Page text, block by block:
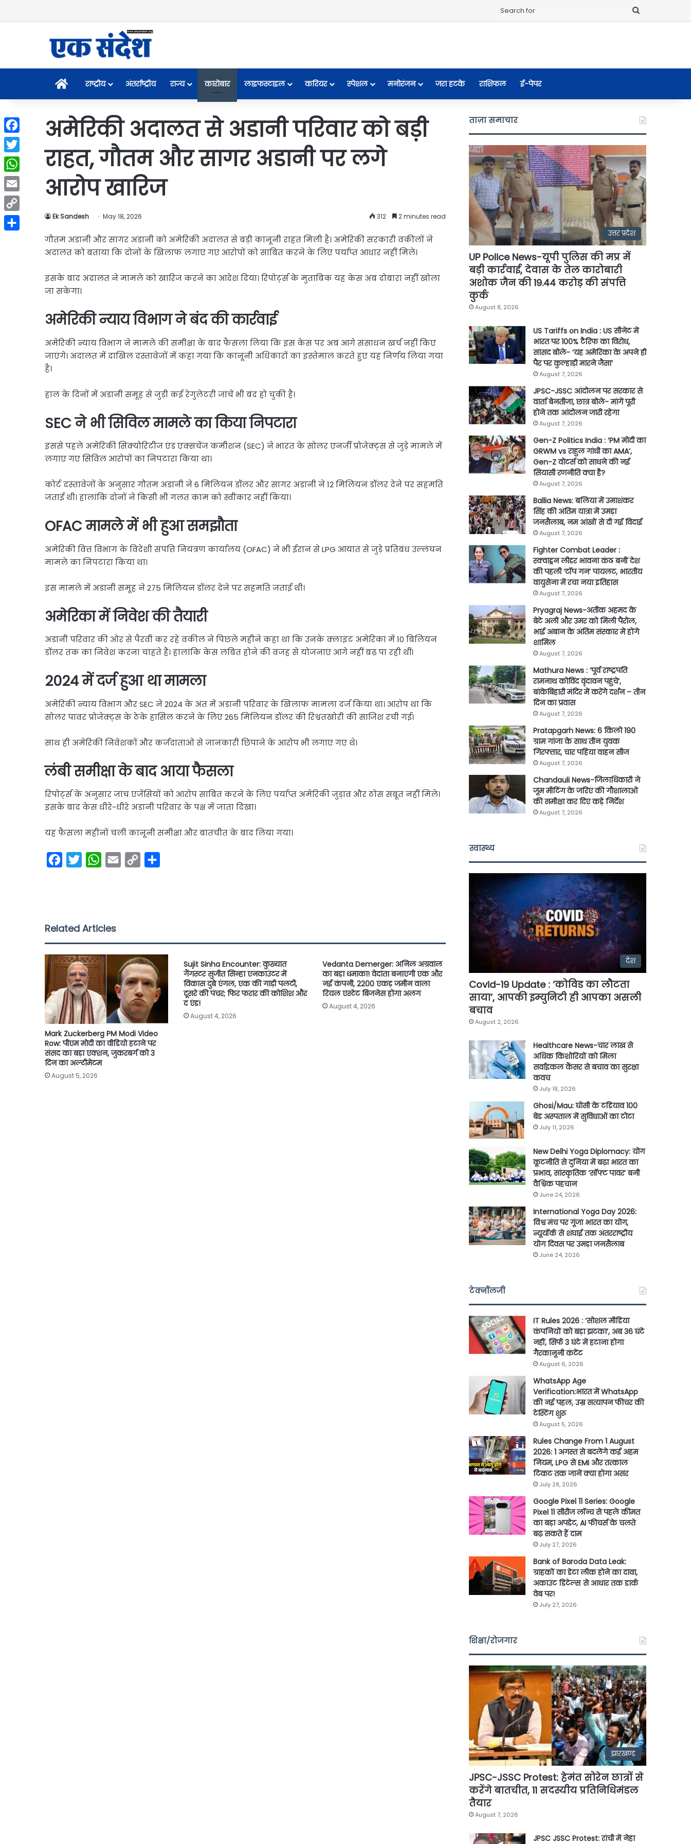
Homeराष्ट्रीय अंतर्राष्ट्रीय राज्य कारोबार लाइफस्टाइल करियर स्पेशल मनोरंजन जरा हटके राशिफल ई-पेपर
अमेरिकी अदालत से अडानी परिवार को बड़ी
राहत, गौतम और सागर अडानी पर लगे
आरोप खारिज
Ek Sandesh May 18, 2026 312 2 minutes read
गौतम अडानी और सागर अडानी को अमेरिकी अदालत से बड़ी कानूनी राहत मिली है। अमेरिकी सरकारी वकीलों ने
अदालत को बताया कि दोनों के खिलाफ लगाए गए आरोपों को साबित करने के लिए पर्याप्त आधार नहीं मिले।
इसके बाद अदालत ने मामले को खारिज करने का आदेश दिया। रिपोर्ट्स के मुताबिक यह केस अब दोबारा नहीं खोला
जा सकेगा।
अमेरिकी न्याय विभाग ने बंद की कार्रवाई
अमेरिकी न्याय विभाग ने मामले की समीक्षा के बाद फैसला लिया कि इस केस पर अब आगे संसाधन खर्च नहीं किए
जाएंगे। अदालत में दाखिल दस्तावेजों में कहा गया कि कानूनी अधिकारों का इस्तेमाल करते हुए यह निर्णय लिया गया
है।
हाल के दिनों में अडानी समूह से जुड़ी कई रेगुलेटरी जांचें भी बंद हो चुकी हैं।
SEC ने भी सिविल मामले का किया निपटारा
इससे पहले अमेरिकी सिक्योरिटीज एंड एक्सचेंज कमीशन (SEC) ने भारत के सोलर एनर्जी प्रोजेक्ट्स से जुड़े मामले में
लगाए गए सिविल आरोपों का निपटारा किया था।
कोर्ट दस्तावेजों के अनुसार गौतम अडानी ने 6 मिलियन डॉलर और सागर अडानी ने 12 मिलियन डॉलर देने पर सहमति
जताई थी। हालांकि दोनों ने किसी भी गलत काम को स्वीकार नहीं किया।
OFAC मामले में भी हुआ समझौता
अमेरिकी वित्त विभाग के विदेशी संपत्ति नियंत्रण कार्यालय (OFAC) ने भी ईरान से LPG आयात से जुड़े प्रतिबंध उल्लंघन
मामले का निपटारा किया था।
इस मामले में अडानी समूह ने 275 मिलियन डॉलर देने पर सहमति जताई थी।
अमेरिका में निवेश की तैयारी
अडानी परिवार की ओर से पैरवी कर रहे वकील ने पिछले महीने कहा था कि उनके क्लाइंट अमेरिका में 10 बिलियन
डॉलर तक का निवेश करना चाहते हैं। हालांकि केस लंबित होने की वजह से योजनाएं आगे नहीं बढ़ पा रही थीं।
2024 में दर्ज हुआ था मामला
अमेरिकी न्याय विभाग और SEC ने 2024 के अंत में अडानी परिवार के खिलाफ मामला दर्ज किया था। आरोप था कि
सोलर पावर प्रोजेक्ट्स के ठेके हासिल करने के लिए 265 मिलियन डॉलर की रिश्वतखोरी की साजिश रची गई।
साथ ही अमेरिकी निवेशकों और कर्जदाताओं से जानकारी छिपाने के आरोप भी लगाए गए थे।
लंबी समीक्षा के बाद आया फैसला
रिपोर्ट्स के अनुसार जांच एजेंसियों को आरोप साबित करने के लिए पर्याप्त अमेरिकी जुड़ाव और ठोस सबूत नहीं मिले।
इसके बाद केस धीरे-धीरे अडानी परिवार के पक्ष में जाता दिखा।
यह फैसला महीनों चली कानूनी समीक्षा और बातचीत के बाद लिया गया।
o
k
r
W
p
n
k
Related Articles
Mark Zuckerberg PM Modi Video
Row: पीएम मोदी का वीडियो हटाने पर
संसद का बड़ा एक्शन, जुकरबर्ग को 3
दिन का अल्टीमेटम
August 5, 2026
Sujit Sinha Encounter: कुख्यात
गैंगस्टर सुजीत सिन्हा एनकाउंटर में
विकास दुबे एंगल, एक की गाड़ी पलटी,
दूसरे की पंचर; फिर फरार की कोशिश और
द एंड!
August 4, 2026
Vedanta Demerger: अनिल अग्रवाल
का बड़ा धमाका! वेदांता बनाएगी एक और
नई कंपनी, 2200 एकड़ जमीन वाला
रियल एस्टेट बिजनेस होगा अलग
August 4, 2026
ताज़ा समाचार
उत्तर प्रदेश
UP Police News-यूपी पुलिस की मप्र में
बड़ी कार्रवाई, देवास के तेल कारोबारी
अशोक जैन की 19.44 करोड़ की संपत्ति
कुर्क
August 8, 2026
US Tariffs on India : US सीनेट में
भारत पर 100% टैरिफ का विरोध,
सांसद बोले- ‘यह अमेरिका के अपने ही
पैर पर कुल्हाड़ी मारने जैसा’
August 7, 2026
JPSC-JSSC आंदोलन पर सरकार से
वार्ता बेनतीजा, छात्र बोले- मांगें पूरी
होने तक आंदोलन जारी रहेगा
August 7, 2026
Gen-Z Politics India : ‘PM मोदी का
GRWM vs राहुल गांधी का AMA’,
Gen-Z वोटर्स को साधने की नई
सियासी रणनीति क्या है?
August 7, 2026
Ballia News: बलिया में उमाशंकर
सिंह की अंतिम यात्रा में उमड़ा
जनसैलाब, नम आंखों से दी गई विदाई
August 7, 2026
Fighter Combat Leader :
स्क्वाड्रन लीडर भावना कंठ बनीं देश
की पहली ‘टॉप गन’ पायलट, भारतीय
वायुसेना में रचा नया इतिहास
August 7, 2026
Pryagraj News-अतीक अहमद के
बेटे अली और उमर को मिली पैरोल,
भाई अबान के अंतिम संस्कार में होंगे
शामिल
August 7, 2026
Mathura News : ‘पूर्व राष्ट्रपति
रामनाथ कोविंद वृंदावन पहुंचे’,
बांकेबिहारी मंदिर में करेंगे दर्शन – तीन
दिन का प्रवास
August 7, 2026
Pratapgarh News: 6 किलो 190
ग्राम गांजा के साथ तीन युवक
गिरफ्तार, चार पहिया वाहन सीज
August 7, 2026
Chandauli News-जिलाधिकारी ने
जूम मीटिंग के जरिए की गौशालाओं
की समीक्षा कर दिए कड़े निर्देश
August 7, 2026
स्वास्थ्य
देश
Covid-19 Update : ‘कोविड का लौटता
साया’, आपकी इम्युनिटी ही आपका असली
बचाव
August 2, 2026
Healthcare News-चार लाख से
अधिक किशोरियों को मिला
सर्वाइकल कैंसर से बचाव का सुरक्षा
कवच
July 18, 2026
Ghosi/Mau: घोसी के टडियाव 100
बेड अस्पताल में सुविधाओं का टोटा
July 11, 2026
New Delhi Yoga Diplomacy: योग
कूटनीति से दुनिया में बढ़ा भारत का
प्रभाव, सांस्कृतिक ‘सॉफ्ट पावर’ बनी
वैश्विक पहचान
June 24, 2026
International Yoga Day 2026:
विश्व मंच पर गूंजा भारत का योग,
न्यूयॉर्क से शंघाई तक अंतरराष्ट्रीय
योग दिवस पर उमड़ा जनसैलाब
June 24, 2026
टेक्नॉलजी
IT Rules 2026 : ‘सोशल मीडिया
कंपनियों को बड़ा झटका’, अब 36 घंटे
नहीं, सिर्फ 3 घंटे में हटाना होगा
गैरकानूनी कंटेंट
August 6, 2026
WhatsApp Age
Verification:भारत में WhatsApp
की नई पहल, उम्र सत्यापन फीचर की
टेस्टिंग शुरू
August 5, 2026
Rules Change From 1 August
2026: 1 अगस्त से बदलेंगे कई अहम
नियम, LPG से EMI और तत्काल
टिकट तक जानें क्या होगा असर
July 28, 2026
Google Pixel 11 Series: Google
Pixel 11 सीरीज लॉन्च से पहले कीमत
का बड़ा अपडेट, AI फीचर्स के चलते
बढ़ सकते हैं दाम
July 27, 2026
Bank of Baroda Data Leak:
ग्राहकों का डेटा लीक होने का दावा,
अकाउंट डिटेल्स से आधार तक डार्क
वेब पर!
July 27, 2026
शिक्षा/रोजगार
झारखण्ड
JPSC-JSSC Protest: हेमंत सोरेन छात्रों से
करेंगे बातचीत, 11 सदस्यीय प्रतिनिधिमंडल
तैयार
August 7, 2026
JPSC JSSC Protest: रांची में नेहा
Facebook
Twitter
WhatsApp
Email
Copy
Link